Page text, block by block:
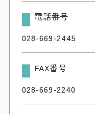
電話番号
028-669-2445
FAX番号
028-669-2240